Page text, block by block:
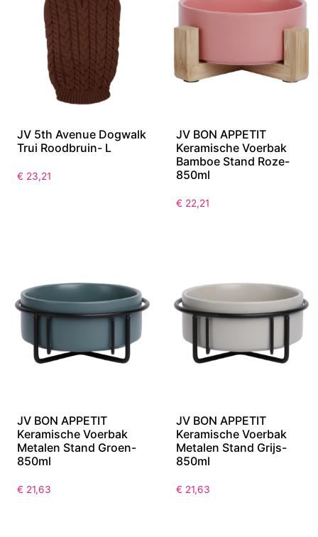
JV 5th Avenue Dogwalk
Trui Roodbruin- L
€ 23,21
JV BON APPETIT
Keramische Voerbak
Bamboe Stand Roze-
850ml
€ 22,21
JV BON APPETIT
Keramische Voerbak
Metalen Stand Groen-
850ml
€ 21,63
JV BON APPETIT
Keramische Voerbak
Metalen Stand Grijs-
850ml
€ 21,63